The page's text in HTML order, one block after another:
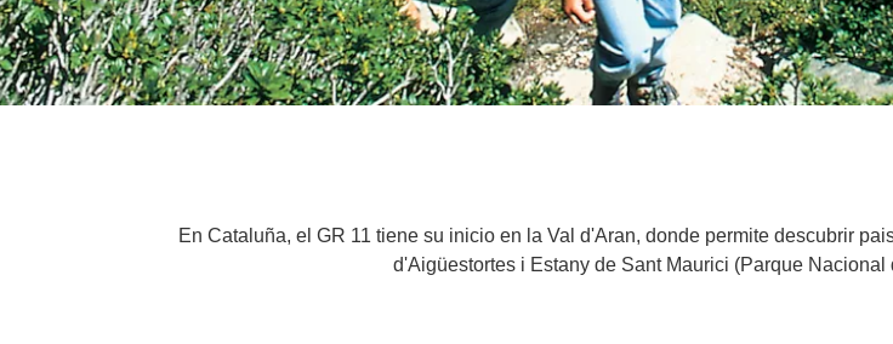
En Cataluña, el GR 11 tiene su inicio en la Val d'Aran, donde permite descubrir
d'Aigüestortes i Estany de Sant Maurici (Parque